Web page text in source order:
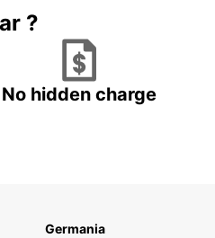
?
No hidden charge
Germania